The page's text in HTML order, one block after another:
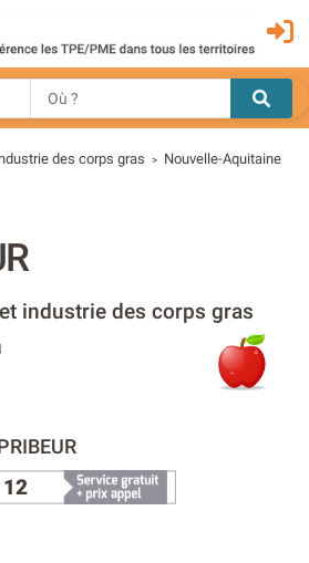
des corps gras > Nouvelle-Aquitaine
industrie des corps gras